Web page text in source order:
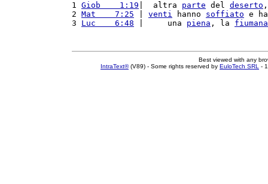
1 Giob    1:19 |  altra parte del deserto
2 Mat    7:25 venti hanno soffiato e
3 Luc    6:48 |     una piena , la fiumana
Best viewed with any
IntraText®(V89) - Some rights reserved by EuloTech SRL -